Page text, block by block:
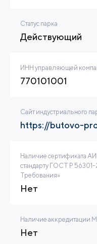
Статус парка
Действующий
ИНН управляющей
770101001
Сайт индустриального
https://butovo-
Наличие сертификата
стандарту ГОСТ Р
Требования»
Нет
Наличие аккредитации
Нет